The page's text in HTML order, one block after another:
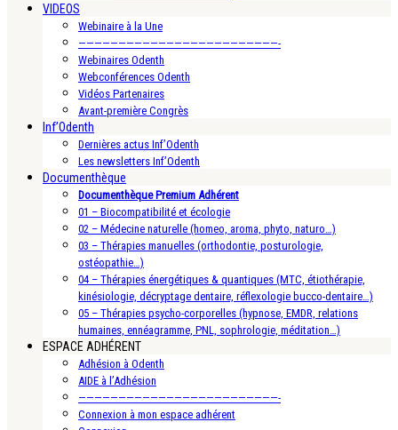
VIDEOS
Webinaire à la Une
—————————————————————————-
Webinaires Odenth
Webconférences Odenth
Vidéos Partenaires
Avant-première Congrès
Inf’Odenth
Dernières actus Inf’Odenth
Les newsletters Inf’Odenth
Documenthèque
Documenthèque Premium Adhérent
01 – Biocompatibilité et écologie
02 – Médecine naturelle (homeo, aroma, phyto, naturo…)
03 – Thérapies manuelles (orthodontie, posturologie,
ostéopathie…)
04 – Thérapies énergétiques & quantiques (MTC, étiothérapie,
kinésiologie, décryptage dentaire, réflexologie bucco-dentaire…)
05 – Thérapies psycho-corporelles (hypnose, EMDR, relations
humaines, ennéagramme, PNL, sophrologie, méditation…)
ESPACE ADHÉRENT
Adhésion à Odenth
AIDE à l’Adhésion
—————————————————————————-
Connexion à mon espace adhérent